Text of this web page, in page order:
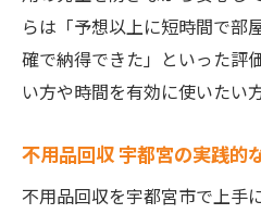
らは「予想以上に短時間で部
確で納得できた」といった評
い方や時間を有効に使いたい
不用品回収 宇都宮の実践的
不用品回収を宇都宮市で上手